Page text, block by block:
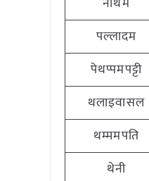
पल्लादम
पेथप्पमपट्टी
थलाइवासल
थम्ममपति
थेनी